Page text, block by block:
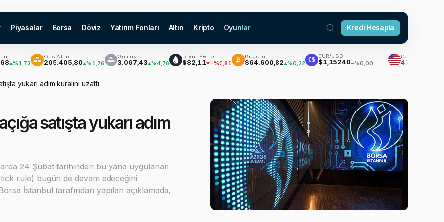
Piyasalar Borsa Döviz Yatırım Fonları Altın Kripto Oyunlar Kredi Hesapla
Ons Altın
205.405,80 %1,76
Gümüş
3.067,43 %4,76
Brent Petrol
$82,11 -%0,81 ₿
Bitcoin
$64.600,82 %0,22 €$
EUR/USD
$1,15240 %0,00
Dolar
47,7050
yukarı adım kuralını uzattı
satışta yukarı adım
24 Şubat tarihinden bu yana uygulanan
tick rule) bugün de devam edeceğini
İstanbul tarafından yapılan açıklamada,